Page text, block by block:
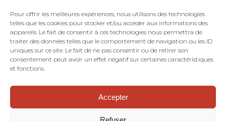
Pour offrir les meilleures expériences, nous utilisons des technologies
telles que les cookies pour stocker et/ou accéder aux informations des
appareils. Le fait de consentir à ces technologies nous permettra de
traiter des données telles que le comportement de navigation ou les ID
uniques sur ce site. Le fait de ne pas consentir ou de retirer son
consentement peut avoir un effet négatif sur certaines caractéristiques
et fonctions.
Accepter
©TOURRIOL.COM - En Français dans le Texte :
blog de scénariste BD, comics, mangas.